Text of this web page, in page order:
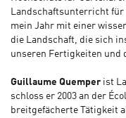
Landschaftsunterricht
mein Jahr mit einer
die Landschaft, die sich
unseren Fertigkeiten und
Guillaume Quemperist
schloss er 2003 an der
breitgefächerte Tätigkeit